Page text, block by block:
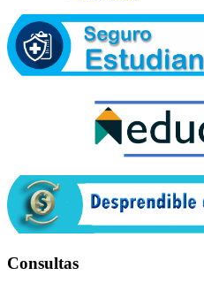
Consultas